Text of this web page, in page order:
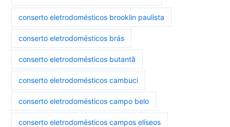
conserto eletrodomésticos brooklin paulista
conserto eletrodomésticos brás
conserto eletrodomésticos butantã
conserto eletrodomésticos cambuci
conserto eletrodomésticos campo belo
conserto eletrodomésticos campos elíseos